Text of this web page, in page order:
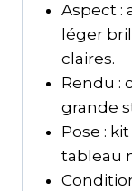
Aspect :
léger
claires.
Rendu :
grande
Pose :
tableau